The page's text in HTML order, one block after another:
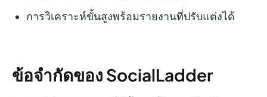
การวิเคราะห์ขั้นสูงพร้อมรายงานที่ปรับแต่งได้
ข้อจำกัดของ SocialLadder